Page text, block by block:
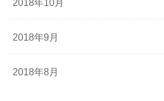
2018年10月
2018年9月
2018年8月